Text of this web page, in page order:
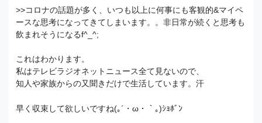
>>コロナの話題が多く、いつも以上に何事にも客観的&マイペ
ースな思考になってきてしまいます。。非日常が続くと思考も
飲まれそうになるf^_^;
これはわかります。
私はテレビラジオネットニュース全て見ないので、
知人や家族からの又聞きだけで生活しています。汗
早く収束して欲しいですね(｡´・ω・｀｡)ｼｮﾎﾞﾝ